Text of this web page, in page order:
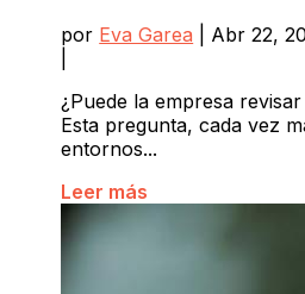
por Eva Garea Abr 22,
¿Puede la empresa
Esta pregunta, cada vez
entornos...
Leer más